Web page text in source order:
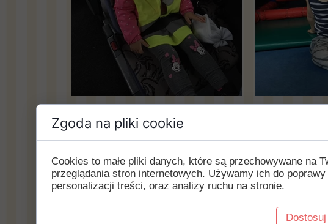
Zgoda na pliki cookie
Cookies to małe pliki danych, które są przechowywane na
przeglądania stron internetowych. Używamy ich do poprawy
personalizacji treści, oraz analizy ruchu na stronie.
Dostosuj